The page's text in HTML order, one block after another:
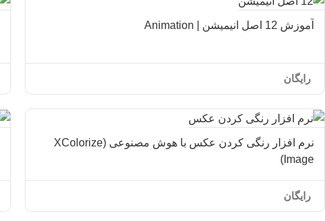
آموزش 12 اصل انیمیشن | Animation
رایگان
نرم افزار رنگی کردن عکس با هوش مصنوعی (XColorize
Image)
رایگان